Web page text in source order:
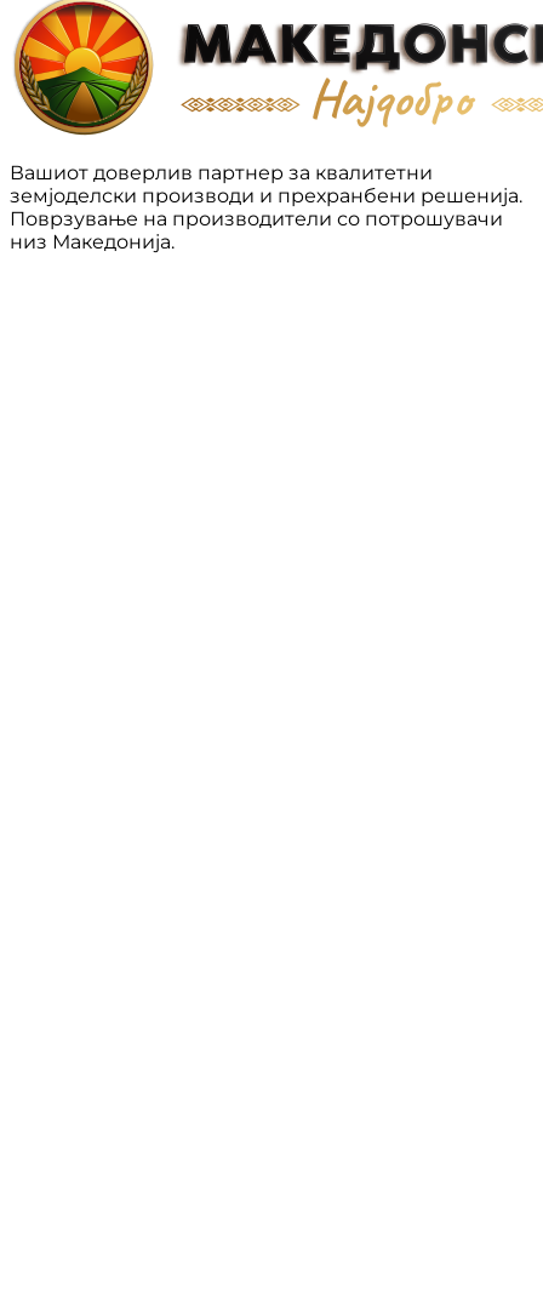
Вашиот доверлив партнер за квалитетни
земјоделски производи и прехранбени решенија.
Поврзување на производители со потрошувачи
низ Македонија.